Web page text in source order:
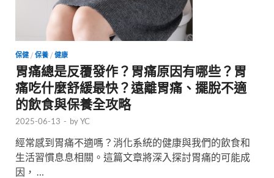
保健 / 保養 / 健康
胃痛總是反覆發作？胃痛原因有哪些？胃
痛吃什麼舒緩最快？遠離胃痛、擺脫不適
的飲食與保養全攻略
2025-06-13 - byYC
經常感到胃痛不適嗎？消化系統的健康與我們的飲食和
生活習慣息息相關。這篇文章將深入探討胃痛的可能成
因， …